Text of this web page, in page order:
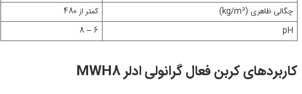
چگالی ظاهری (kg/m³)
کمتر از 480
pH
6 – 8
کاربردهای کربن فعال گرانولی ادلر MWH8